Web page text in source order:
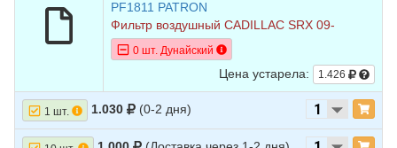
PF1811 PATRON
Фильтр воздушный CADILLAC SRX 09-
0 шт. Дунайский
Цена устарела: 1.426
1 шт. 1.030 (0-2 дня)